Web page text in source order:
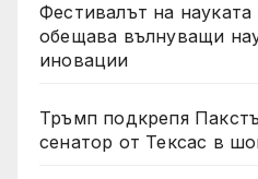
Фестивалът на
обещава вълнуващи
иновации
Тръмп подкрепя
сенатор от Тексас в